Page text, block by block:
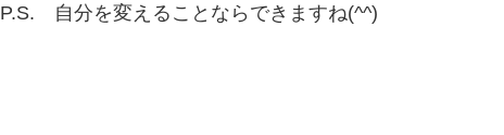
P.S. 自分を変えることならできますね(^^)